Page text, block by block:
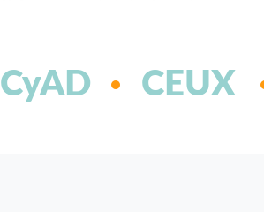
CyAD CEUX